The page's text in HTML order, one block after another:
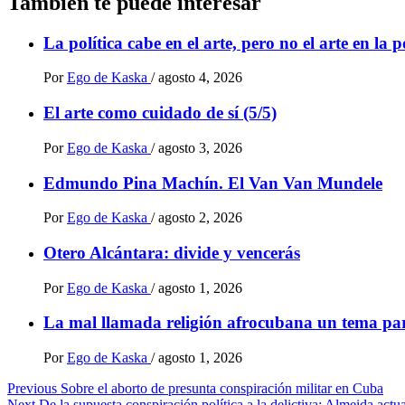
La política cabe en el arte, pero no el arte en la
Por Ego de Kaska / agosto 4, 2026
El arte como cuidado de sí (5/5)
Por Ego de Kaska / agosto 3, 2026
Edmundo Pina Machín. El Van Van Mundele
Por Ego de Kaska / agosto 2, 2026
Otero Alcántara: divide y vencerás
Por Ego de Kaska / agosto 1, 2026
La mal llamada religión afrocubana un tema
Por Ego de Kaska / agosto 1, 2026
Post
Previous Sobre el aborto de presunta conspiración militar en Cuba